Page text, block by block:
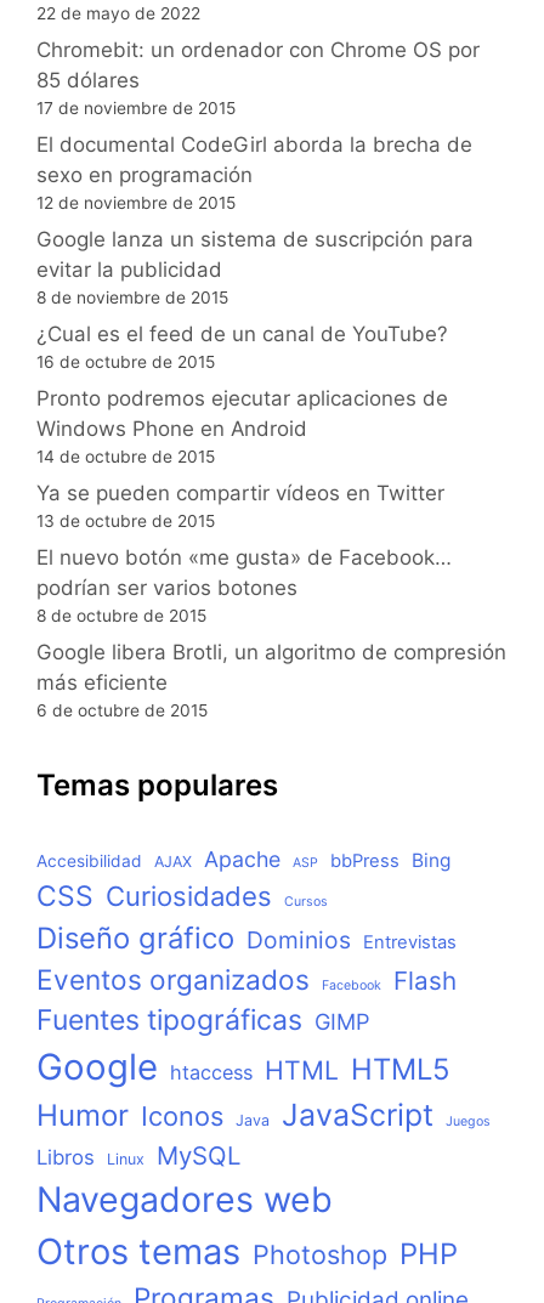
22 de mayo de 2022
Chromebit: un ordenador con Chrome OS por
85 dólares
17 de noviembre de 2015
El documental CodeGirl aborda la brecha de
sexo en programación
12 de noviembre de 2015
Google lanza un sistema de suscripción para
evitar la publicidad
8 de noviembre de 2015
¿Cual es el feed de un canal de YouTube?
16 de octubre de 2015
Pronto podremos ejecutar aplicaciones de
Windows Phone en Android
14 de octubre de 2015
Ya se pueden compartir vídeos en Twitter
13 de octubre de 2015
El nuevo botón «me gusta» de Facebook…
podrían ser varios botones
8 de octubre de 2015
Google libera Brotli, un algoritmo de compresión
más eficiente
6 de octubre de 2015
Temas populares
Accesibilidad AJAX Apache ASP bbPress Bing
CSS Curiosidades Cursos
Diseño gráfico Dominios Entrevistas
Eventos organizados Facebook Flash
Fuentes tipográficas GIMP
Google htaccess HTML HTML5
Humor Iconos Java JavaScript Juegos
Libros Linux MySQL
Navegadores web
Otros temas Photoshop PHP